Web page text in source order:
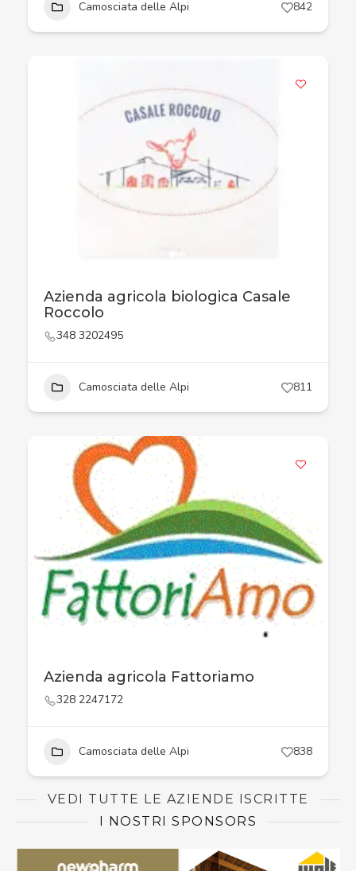
Camosciata delle Alpi 842
Azienda agricola biologica Casale
Roccolo
348 3202495
Camosciata delle Alpi 811
Azienda agricola Fattoriamo
328 2247172
Camosciata delle Alpi 838
VEDI TUTTE LE AZIENDE ISCRITTE
I NOSTRI SPONSORS